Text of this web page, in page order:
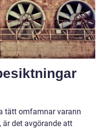
tätt omfamnar varann
det avgörande att